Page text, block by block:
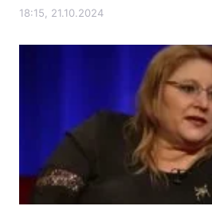
18:15, 21.10.2024